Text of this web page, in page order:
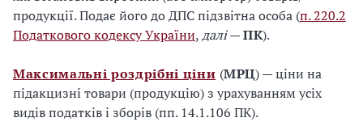
продукції. Подає його до ДПС підзвітна особа (п. 220.2
Податкового кодексу України,далі—ПК).
Максимальні роздрібні ціни (МРЦ) — ціни на
підакцизні товари (продукцію) з урахуванням усіх
видів податків і зборів (пп. 14.1.106 ПК).